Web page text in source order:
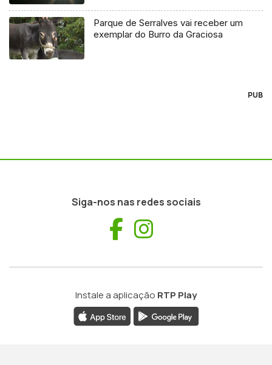
Parque de Serralves vai receber um
exemplar do Burro da Graciosa
PUB
Siga-nos nas redes sociais
Facebook
Instale a aplicação RTP Play